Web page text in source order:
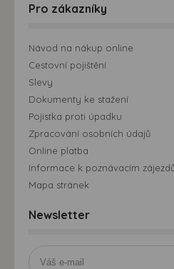
Pro zákazníky
Návod na nákup online
Cestovní pojištění
Slevy
Dokumenty ke stažení
Pojistka proti úpadku
Zpracování osobních údajů
Online platba
Informace k poznávacím
Mapa stránek
Newsletter